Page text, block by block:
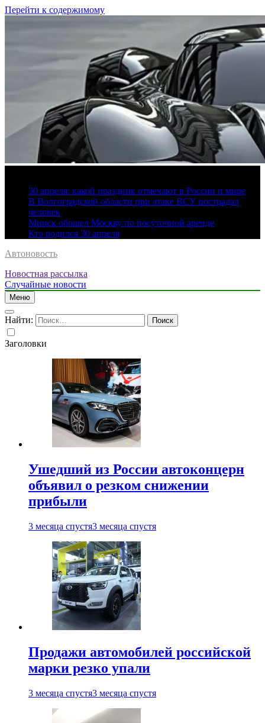
Перейти к содержимому
30 апреля: какой праздник отмечают в России и мире
В Волгоградской области при атаке ВСУ пострадал
человек
Минск обошел Москву по посуточной аренде
Кто родился 30 апреля
Автоновость
Новостная рассылка
Случайные новости
Меню
Найти:
Заголовки
Ушедший из России автоконцерн
объявил о резком снижении
прибыли
3 месяца спустя3 месяца спустя
Продажи автомобилей российской
марки резко упали
3 месяца спустя3 месяца спустя